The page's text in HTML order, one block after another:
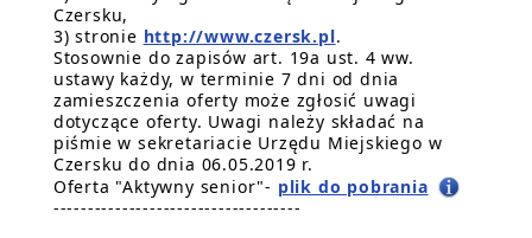
Czersku,
3) stronie http://www.czersk.pl.
Stosownie do zapisów art. 19a ust. 4 ww.
ustawy każdy, w terminie 7 dni od dnia
zamieszczenia oferty może zgłosić uwagi
dotyczące oferty. Uwagi należy składać na
piśmie w sekretariacie Urzędu Miejskiego w
Czersku do dnia 06.05.2019 r.
Oferta "Aktywny senior"- plik do pobrania
------------------------------------